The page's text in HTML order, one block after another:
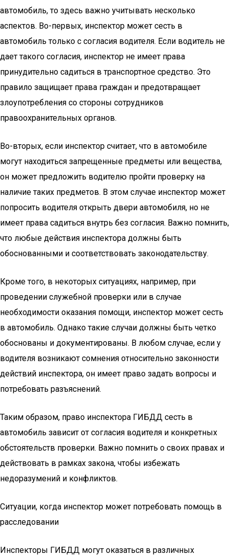
автомобиль, то здесь важно учитывать несколько
аспектов. Во-первых, инспектор может сесть в
автомобиль только с согласия водителя. Если водитель не
дает такого согласия, инспектор не имеет права
принудительно садиться в транспортное средство. Это
правило защищает права граждан и предотвращает
злоупотребления со стороны сотрудников
правоохранительных органов.
Во-вторых, если инспектор считает, что в автомобиле
могут находиться запрещенные предметы или вещества,
он может предложить водителю пройти проверку на
наличие таких предметов. В этом случае инспектор может
попросить водителя открыть двери автомобиля, но не
имеет права садиться внутрь без согласия. Важно помнить,
что любые действия инспектора должны быть
обоснованными и соответствовать законодательству.
Кроме того, в некоторых ситуациях, например, при
проведении служебной проверки или в случае
необходимости оказания помощи, инспектор может сесть
в автомобиль. Однако такие случаи должны быть четко
обоснованы и документированы. В любом случае, если у
водителя возникают сомнения относительно законности
действий инспектора, он имеет право задать вопросы и
потребовать разъяснений.
Таким образом, право инспектора ГИБДД сесть в
автомобиль зависит от согласия водителя и конкретных
обстоятельств проверки. Важно помнить о своих правах и
действовать в рамках закона, чтобы избежать
недоразумений и конфликтов.
Ситуации, когда инспектор может потребовать помощь в
расследовании
Инспекторы ГИБДД могут оказаться в различных